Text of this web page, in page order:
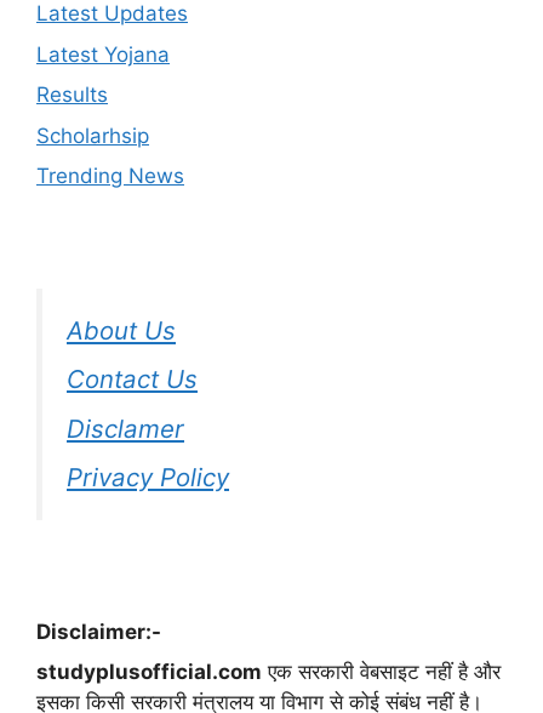
Latest Updates
Latest Yojana
Results
Scholarhsip
Trending News
About Us
Contact Us
Disclamer
Privacy Policy
Disclaimer:-
studyplusofficial.com एक सरकारी वेबसाइट नहीं है और
इसका किसी सरकारी मंत्रालय या विभाग से कोई संबंध नहीं है।